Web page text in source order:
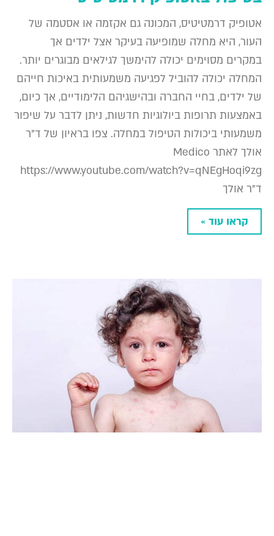
אטופיק דרמטיטיס, המכונה גם אקזמה או אסטמה של
העור, היא מחלה שמופיעה בעיקר אצל ילדים אך
במקרים מסוימים יכולה להימשך לגילאים מבוגרים יותר.
המחלה יכולה להוביל לפגיעה משמעותית באיכות חייהם
של ילדים, בחיי החברה ובהישגיהם הלימודיים, אך כיום,
באמצעות תרופות ביולוגיות חדשות, ניתן לדבר על שיפור
משמעותי ביכולות הטיפול במחלה. צפו בראיון של ד"ר
אולך לאתר Medico
https://www.youtube.com/watch?v=qNEgHoqi9zg
ד"ר אולך
קראו עוד »